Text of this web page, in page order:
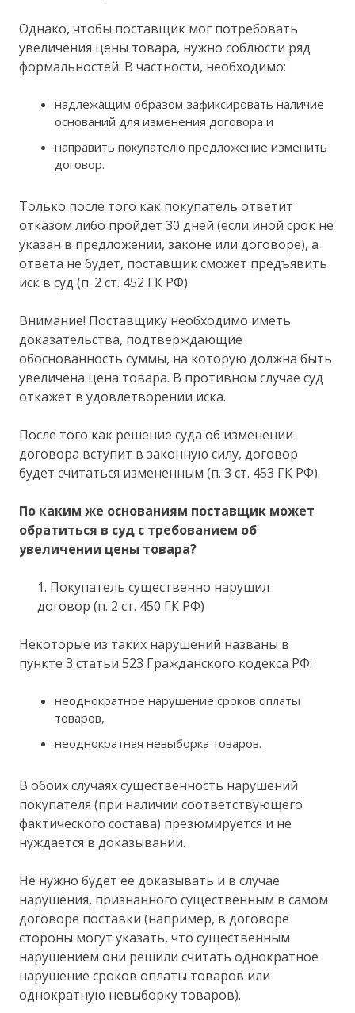
Однако, чтобы поставщик мог потребовать
увеличения цены товара, нужно соблюсти ряд
формальностей. В частности, необходимо:
надлежащим образом зафиксировать наличие
оснований для изменения договора и
направить покупателю предложение изменить
договор.
Только после того как покупатель ответит
отказом либо пройдет 30 дней (если иной срок не
указан в предложении, законе или договоре), а
ответа не будет, поставщик сможет предъявить
иск в суд (п. 2 ст. 452 ГК РФ).
Внимание! Поставщику необходимо иметь
доказательства, подтверждающие
обоснованность суммы, на которую должна быть
увеличена цена товара. В противном случае суд
откажет в удовлетворении иска.
После того как решение суда об изменении
договора вступит в законную силу, договор
будет считаться измененным (п. 3 ст. 453 ГК РФ).
По каким же основаниям поставщик может
обратиться в суд с требованием об
увеличении цены товара?
1. Покупатель существенно нарушил
договор (п. 2 ст. 450 ГК РФ)
Некоторые из таких нарушений названы в
пункте 3 статьи 523 Гражданского кодекса РФ:
неоднократное нарушение сроков оплаты
товаров,
неоднократная невыборка товаров.
В обоих случаях существенность нарушений
покупателя (при наличии соответствующего
фактического состава) презюмируется и не
нуждается в доказывании.
Не нужно будет ее доказывать и в случае
нарушения, признанного существенным в самом
договоре поставки (например, в договоре
стороны могут указать, что существенным
нарушением они решили считать однократное
нарушение сроков оплаты товаров или
однократную невыборку товаров).